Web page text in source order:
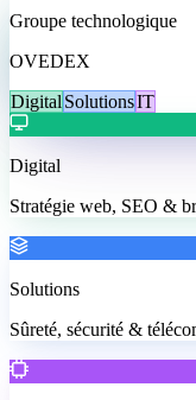
Groupe technologique
OVEDEX
Digital SolutionsIT
Digital
Stratégie web, SEO &
Solutions
Sûreté, sécurité &